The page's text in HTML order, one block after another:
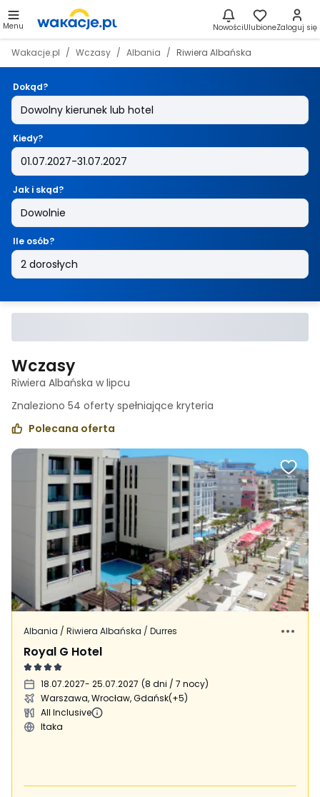
Menu NowościUlubioneZaloguj się
Wakacje.pl Wczasy Albania Riwiera Albańska
Dokąd?
Kiedy?
Jak i skąd?
Ile osób?
Wczasy
Riwiera Albańska w lipcu
Znaleziono 54 oferty spełniające kryteria
Polecana oferta
Albania / Riwiera Albańska / Durres
Royal G Hotel
18.07.2027- 25.07.2027 (8 dni / 7 nocy)
Warszawa, Wrocław, Gdańsk(+5)
All Inclusive
Itaka